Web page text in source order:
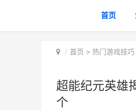
首页
首页 > 热门游戏技巧
超能纪元英雄
个